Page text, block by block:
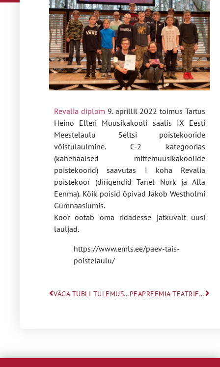
Revalia diplom 9. aprillil 2022 toimus Tartus
Heino Elleri Muusikakooli saalis IX Eesti
Meestelaulu Seltsi poistekooride
võistulaulmine. C-2 kategoorias
(kahehäälsed mittemuusikakoolide
poistekoorid) saavutas I koha Revalia
poistekoor (dirigendid Tanel Nurk ja Alla
Eenma). Kõik poisid õpivad Jakob Westholmi
Gümnaasiumis.
Koor ootab oma ridadesse jätkuvalt uusi
lauljad.
https://www.emls.ee/paev-tais-
poistelaulu/
VÄGA TUBLI TULEMUS MATEMAATIKAVÕISTLUSEL “NUPUTA” PEAPREEMIA TEATRIFESTIVALIL KRÕF